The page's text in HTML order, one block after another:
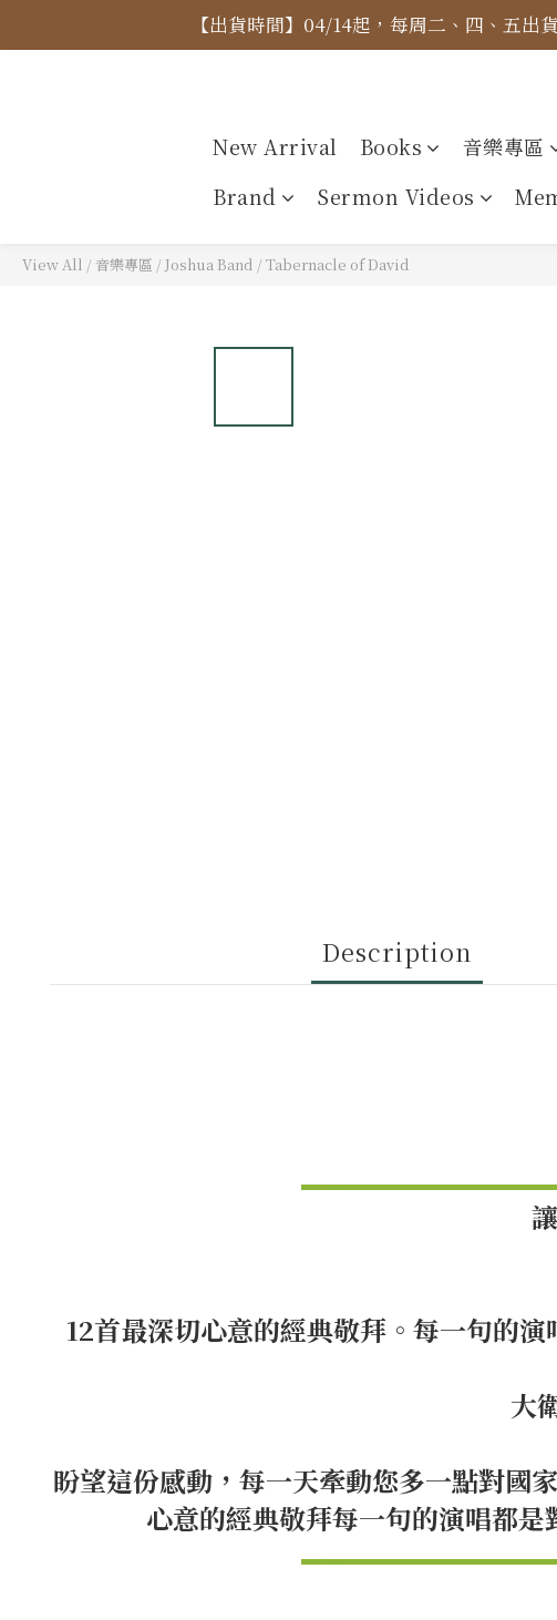
【價格標示更
【出貨時間】04/14起，每周二、四、五
【價格標示
New Arrival Books 音樂專區
Brand
Sermon Videos
View All / 音樂專區 /Joshua Band /Tabernacle of David
Description
12首最深切心意的經典敬拜。每一句的
大
盼望這份感動，每一天牽動您多一點對國
心意的經典敬拜每一句的演唱都